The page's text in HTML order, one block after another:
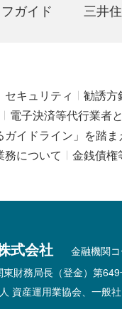
ガイド 三井
セキュリティ 勧誘方
電子決済等代行業者
イドライン」を踏
について
金銭債権
式会社
金融機関
財務局長（登金）第649
資産運用業協会、一般